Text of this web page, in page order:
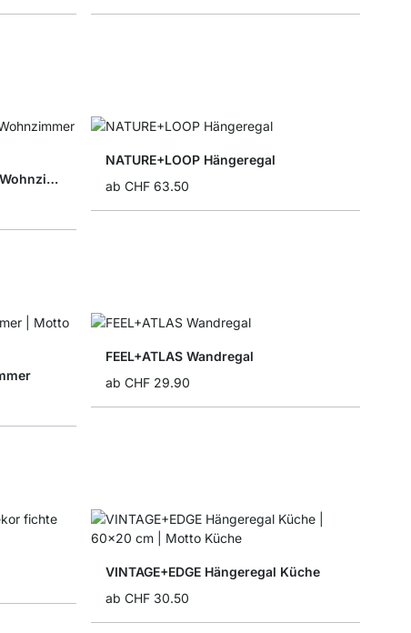
VINTAGE+LOOP Hängeregal Wohnzimmer
NATURE+LOOP Hängeregal
ab CHF 63.50
FEEL+ATLAS Wandregal
ab CHF 29.90
VINTAGE+EDGE Hängeregal Küche
ab CHF 30.50